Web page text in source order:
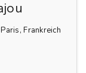
Frankreich